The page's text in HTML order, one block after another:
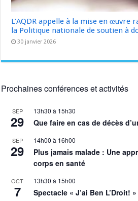
L’AQDR appelle à la mise en œuvre
la Politique nationale de soutien à
30 janvier 2026
Prochaines conférences et activités
SEP
29
13h30 à 15h30
Que faire en cas de décès
SEP
29
14h00 à 16h00
Plus jamais malade : Une
corps en santé
OCT
7
13h30 à 15h00
Spectacle « J’ai Ben L’Droit! »